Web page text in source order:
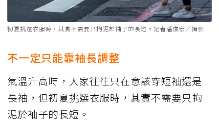
初夏挑選衣服時，其實不需要只拘泥於袖子的長短。記者潘俊宏／攝影
不一定只能靠袖長調整
氣溫升高時，大家往往只在意該穿短袖還是
長袖，但初夏挑選衣服時，其實不需要只拘
泥於袖子的長短。